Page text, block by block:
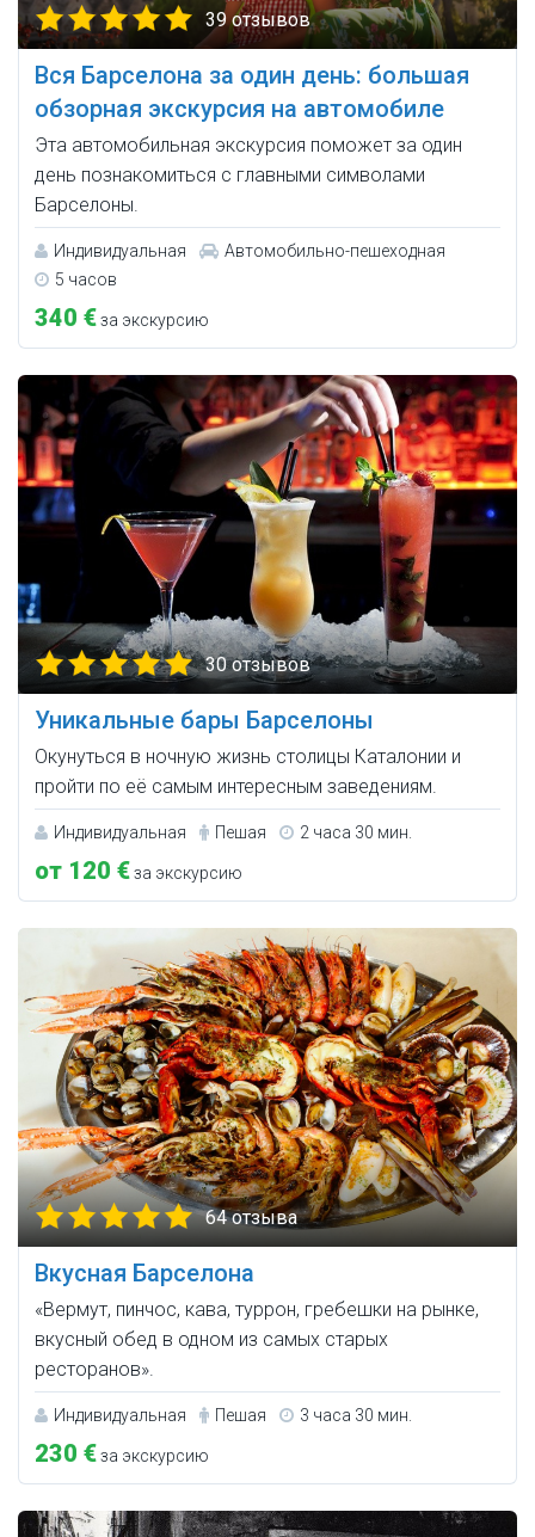
39 отзывов
Вся Барселона за один день: большая
обзорная экскурсия на автомобиле
Эта автомобильная экскурсия поможет за один
день познакомиться с главными символами
Барселоны.
Индивидуальная
Автомобильно-пешеходная
5 часов
340 €за экскурсию
30 отзывов
Уникальные бары Барселоны
Окунуться в ночную жизнь столицы Каталонии и
пройти по её самым интересным заведениям.
Индивидуальная Пешая 2 часа 30 мин.
от 120 €за экскурсию
64 отзыва
Вкусная Барселона
«Вермут, пинчос, кава, туррон, гребешки на рынке,
вкусный обед в одном из самых старых
ресторанов».
Индивидуальная Пешая 3 часа 30 мин.
230 €за экскурсию